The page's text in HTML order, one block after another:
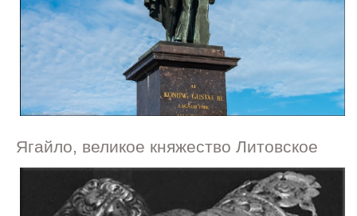
Ягайло, великое княжество Литовское